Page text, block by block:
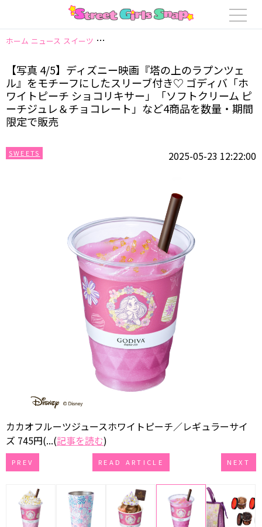
ホーム ニュース スイーツ 【写真 4/5】ディズニー映画『塔の上のラプン
【写真 4/5】ディズニー映画『塔の上のラプンツェ
ル』をモチーフにしたスリーブ付き♡ ゴディバ「ホ
ワイトピーチ ショコリキサー」「ソフトクリーム ピ
ーチジュレ＆チョコレート」など4商品を数量・期間
限定で販売
SWEETS 2025-05-23 12:22:00
カカオフルーツジュースホワイトピーチ／レギュラーサイ
ズ 745円(...(記事を読む)
PREV READ ARTICLE NEXT